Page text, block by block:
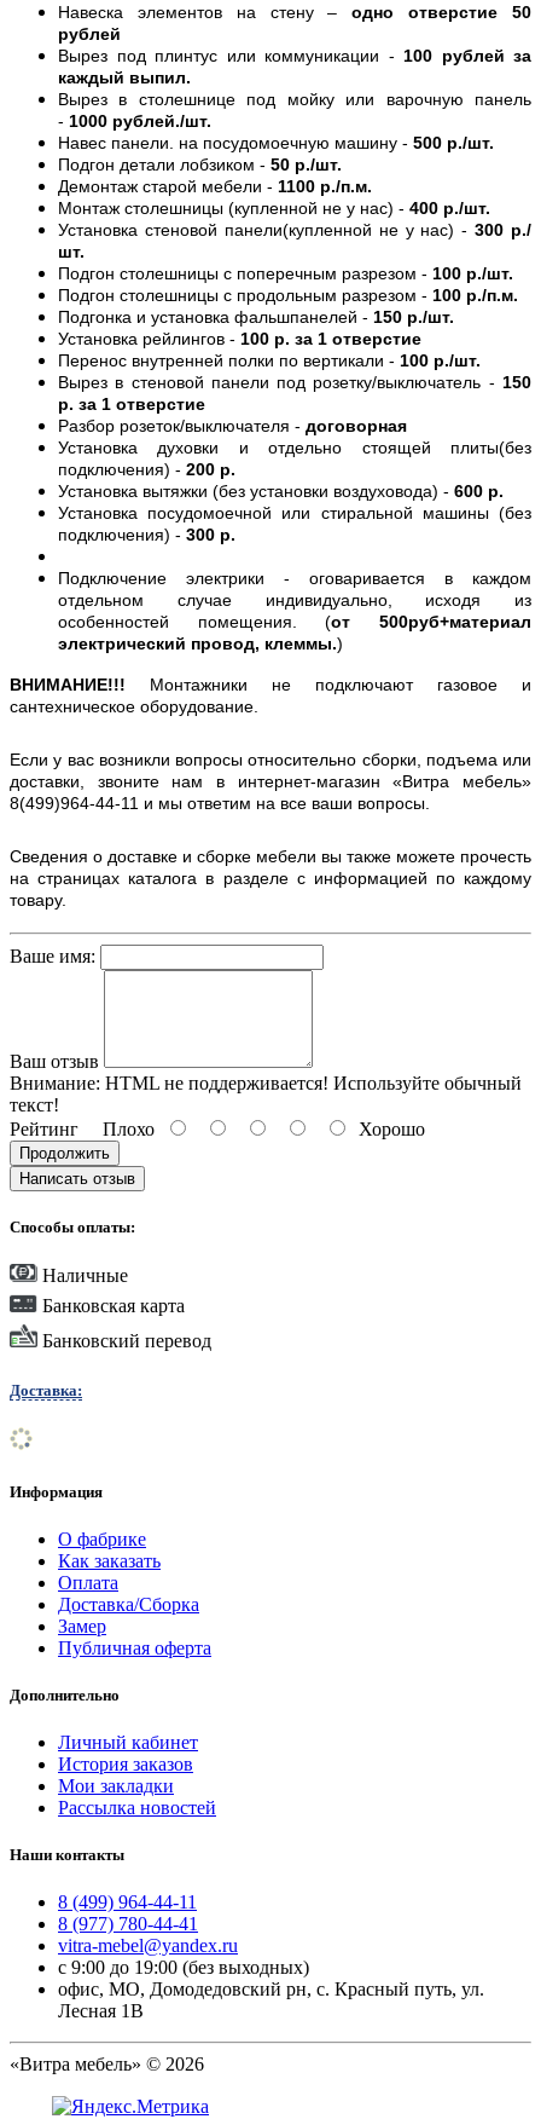
Навеска элементов на стену –одно отверстие 50
рублей
Вырез под плинтус или коммуникации - 100 рублей за
каждый выпил.
Вырез в столешнице под мойку или варочную панель
- 1000 рублей./шт.
Навес панели. на посудомоечную машину - 500 р./шт.
Подгон детали лобзиком - 50 р./шт.
Демонтаж старой мебели - 1100 р./п.м.
Монтаж столешницы (купленной не у нас) - 400 р./шт.
Установка стеновой панели(купленной не у нас) -300 р./
шт.
Подгон столешницы с поперечным разрезом - 100 р./шт.
Подгон столешницы с продольным разрезом - 100 р./п.м.
Подгонка и установка фальшпанелей - 150 р./шт.
Установка рейлингов - 100 р. за 1 отверстие
Перенос внутренней полки по вертикали - 100 р./шт.
Вырез в стеновой панели под розетку/выключатель - 150
р. за 1 отверстие
Разбор розеток/выключателя - договорная
Установка духовки и отдельно стоящей плиты(без
подключения) - 200 р.
Установка вытяжки (без установки воздуховода) - 600 р.
Установка посудомоечной или стиральной машины (без
подключения) - 300 р.
Подключение электрики - оговаривается в каждом
отдельном случае индивидуально, исходя из
особенностей помещения. (от 500руб+материал
электрический провод, клеммы.)
ВНИМАНИЕ!!! Монтажники не подключают газовое и
сантехническое оборудование.
Если у вас возникли вопросы относительно сборки, подъема или
доставки, звоните нам в интернет-магазин «Витра мебель»
8(499)964-44-11 и мы ответим на все ваши вопросы.
Сведения о доставке и сборке мебели вы также можете прочесть
на страницах каталога в разделе с информацией по каждому
товару.
Ваше имя:
Ваш отзыв
Внимание: HTML не поддерживается! Используйте обычный
текст!
Рейтинг Плохо Хорошо
Продолжить
Написать отзыв
Способы оплаты:
Наличные
Банковская карта
Банковский перевод
Доставка:
Информация
О фабрике
Как заказать
Оплата
Доставка/Сборка
Замер
Публичная оферта
Дополнительно
Личный кабинет
История заказов
Мои закладки
Рассылка новостей
Наши контакты
8 (499) 964-44-11
8 (977) 780-44-41
vitra-mebel@yandex.ru
с 9:00 до 19:00 (без выходных)
офис, МО, Домодедовский рн, с. Красный путь, ул.
Лесная 1В
«Витра мебель» © 2026